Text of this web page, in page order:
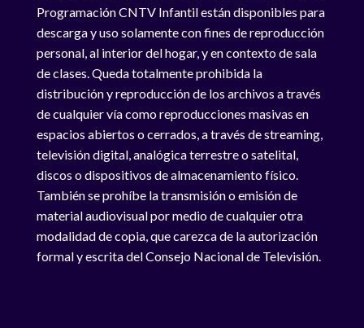
Programación CNTV Infantil están disponibles para
descarga y uso solamente con fines de reproducción
personal, al interior del hogar, y en contexto de sala
de clases. Queda totalmente prohibida la
distribución y reproducción de los archivos a través
de cualquier vía como reproducciones masivas en
espacios abiertos o cerrados, a través de streaming,
televisión digital, analógica terrestre o satelital,
discos o dispositivos de almacenamiento físico.
También se prohíbe la transmisión o emisión de
material audiovisual por medio de cualquier otra
modalidad de copia, que carezca de la autorización
formal y escrita del Consejo Nacional de Televisión.